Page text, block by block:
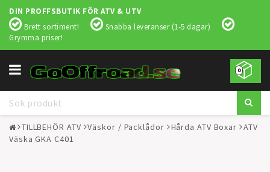
DIN PROFFSBUTIK FÖR ATV & UTV
Brett sortiment!
Snabba leveranser (1-5 dagar)
Grymma priser!
0
Toggle
navigation
TILLBEHÖR ATV Väskor / Packlådor Hårda ATV Boxar
ATV
Väska GKA C401